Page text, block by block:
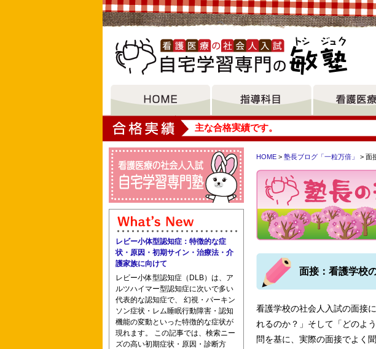
大垣女子短期大学 主な合格実績です。
東京医科大学看護学部 八王子市立看護専門学校 大阪府病院協
神戸市医師会看護専門学校 尾道市医師会看護専門学校 熊本
聖バルナバ助産師学院 東京都立府中看護専門学校 湘南看護専
HOME > 塾長ブログ「一粒万倍」 > 面
面接：看護学校
看護学校の社会人入試の面接
れるのか？」そして「どのよ
問を基に、実際の面接でよく
レビー小体型認知症：特徴的な症
状・原因・初期サイン・治療法・介
護家族に向けて
レビー小体型認知症（DLB）は、ア
ルツハイマー型認知症に次いで多い
代表的な認知症で、 幻視・パーキン
ソン症状・レム睡眠行動障害・認知
機能の変動といった特徴的な症状が
現れます。 この記事では、検索ニー
ズの高い初期症状・原因・診断方